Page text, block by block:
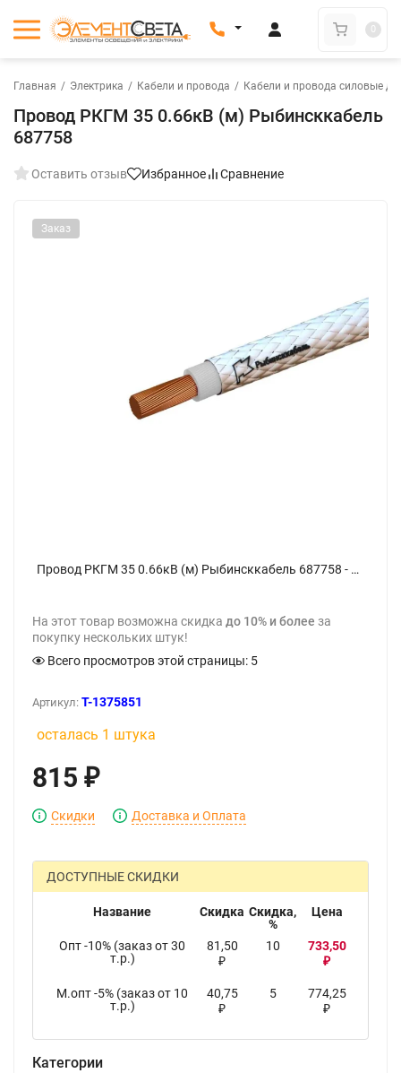
0
Главная / Электрика / Кабели и провода / Кабели и провода силовые
Провод РКГМ 35 0.66кВ (м) Рыбинсккабель
687758
Оставить отзыв Избранное Сравнение
Заказ
Провод РКГМ 35 0.66кВ (м) Рыбинсккабель 687758 - фото
На этот товар возможна скидка до 10% и более за
покупку нескольких штук!
Всего просмотров этой страницы: 5
Артикул: T-1375851
осталась 1 штука
815 ₽
Скидки Доставка и Оплата
ДОСТУПНЫЕ СКИДКИ
Название Скидка Скидка,
%
Цена
Опт -10% (заказ от 30
т.р.)
81,50
₽
10 733,50
₽
М.опт -5% (заказ от 10
т.р.)
40,75
₽
5 774,25
₽
Категории